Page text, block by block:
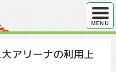
ハンバ
MENU
アリーナの利用上